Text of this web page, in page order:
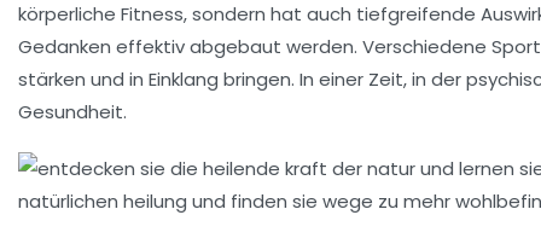
körperliche Fitness, sondern hat auch tiefgreifende
Gedanken effektiv abgebaut werden. Verschiedene
stärken und in Einklang bringen. In einer Zeit, in der
Gesundheit.